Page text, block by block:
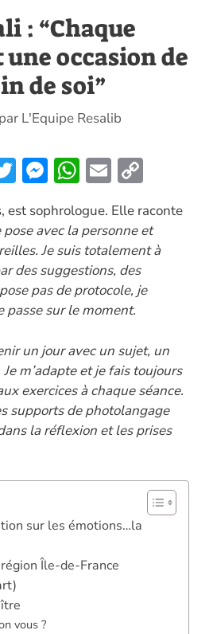
: “Chaque
occasion de
de soi”
par L'Equipe Resalib
T
itt
er
M
se
n
g
er
W
at
s
A
p
p
E
ai
l
p
y
est sophrologue. Elle raconte
pose avec la personne et
Je suis totalement à
des suggestions, des
pas de protocole, je
passe sur le moment.
un jour avec un sujet, un
m’adapte et je fais toujours
exercices à chaque séance.
supports de photolangage
la réflexion et les prises
sur les émotions…la
Île-de-France
vous ?